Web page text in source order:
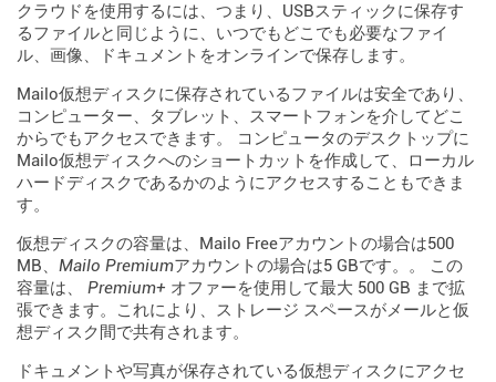
クラウドを使用するには、つまり、USBスティックに保存す
るファイルと同じように、いつでもどこでも必要なファイ
ル、画像、ドキュメントをオンラインで保存します。
Mailo仮想ディスクに保存されているファイルは安全であり、
コンピューター、タブレット、スマートフォンを介してどこ
からでもアクセスできます。 コンピュータのデスクトップに
Mailo仮想ディスクへのショートカットを作成して、ローカル
ハードディスクであるかのようにアクセスすることもできま
す。
仮想ディスクの容量は、Mailo Freeアカウントの場合は500
MB、 Mailo Premiumアカウントの場合は5 GBです。。 この
容量は、 Premium+ オファーを使用して最大 500 GB まで拡
張できます。これにより、ストレージ スペースがメールと仮
想ディスク間で共有されます。
ドキュメントや写真が保存されている仮想ディスクにアクセ